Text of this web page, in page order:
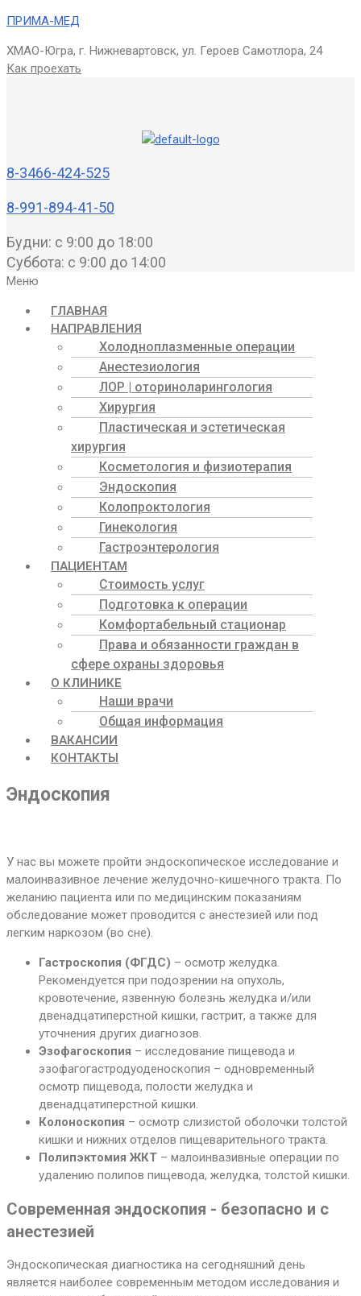
ПРИМА-МЕД
ХМАО-Югра, г. Нижневартовск, ул. Героев Самотлора, 24
Как проехать
8-3466-424-525
8-991-894-41-50
Будни: с 9:00 до 18:00
Суббота: с 9:00 до 14:00
Меню
ГЛАВНАЯ
НАПРАВЛЕНИЯ
Холодноплазменные операции
Анестезиология
ЛОР | оториноларингология
Хирургия
Пластическая и эстетическая
хирургия
Косметология и физиотерапия
Эндоскопия
Колопроктология
Гинекология
Гастроэнтерология
ПАЦИЕНТАМ
Стоимость услуг
Подготовка к операции
Комфортабельный стационар
Права и обязанности граждан в
сфере охраны здоровья
О КЛИНИКЕ
Наши врачи
Общая информация
ВАКАНСИИ
КОНТАКТЫ
Эндоскопия
У нас вы можете пройти эндоскопическое исследование и
малоинвазивное лечение желудочно-кишечного тракта. По
желанию пациента или по медицинским показаниям
обследование может проводится с анестезией или под
легким наркозом (во сне).
Гастроскопия (ФГДС) – осмотр желудка.
Рекомендуется при подозрении на опухоль,
кровотечение, язвенную болезнь желудка и/или
двенадцатиперстной кишки, гастрит, а также для
уточнения других диагнозов.
Эзофагоскопия – исследование пищевода и
эзофагогастродуоденоскопия – одновременный
осмотр пищевода, полости желудка и
двенадцатиперстной кишки.
Колоноскопия – осмотр слизистой оболочки толстой
кишки и нижних отделов пищеварительного тракта.
Полипэктомия ЖКТ – малоинвазивные операции по
удалению полипов пищевода, желудка, толстой кишки.
Современная эндоскопия - безопасно и с
анестезией
Эндоскопическая диагностика на сегодняшний день
является наиболее современным методом исследования и